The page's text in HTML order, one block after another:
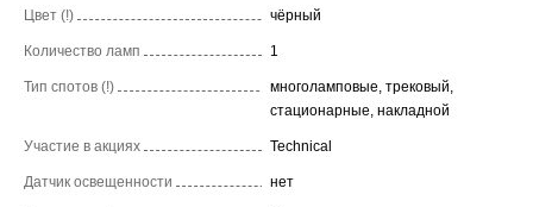
Цвет (!) чёрный
Количество ламп 1
Тип спотов (!)
многоламповые, трековый,
стационарные, накладной
Участие в акциях Technical
Датчик освещенности нет